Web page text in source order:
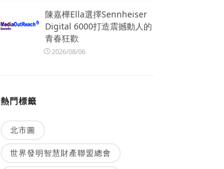
陳嘉樺Ella選擇Sennheiser
Digital 6000打造震撼動人的
青春狂歡
2026/08/06
熱門標籤
北市圖
世界發明智慧財產聯盟總會